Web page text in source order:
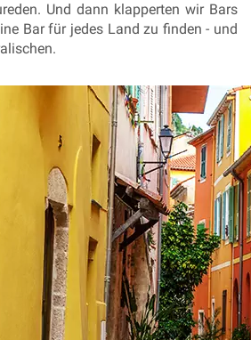
. Und dann klapperten wir Bars
Bar für jedes Land zu finden - und